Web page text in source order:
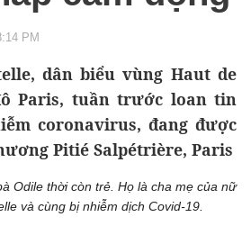
PM
dân biểu vùng Haut de
Paris, tuần trước loan tin
coronavirus, đang được
Pitié Salpétrière, Paris
Odile thời còn trẻ. Họ là cha mẹ của nữ
và cùng bị nhiễm dịch Covid-19.